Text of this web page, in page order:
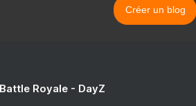
Créer un blog
Royale - DayZ